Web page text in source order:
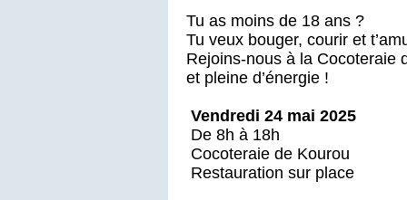
Tu as moins de 18 ans ?
Tu veux bouger, courir et
Rejoins-nous à la Cocoteraie
et pleine d’énergie !
Vendredi 24 mai 2025
De 8h à 18h
Cocoteraie de Kourou
Restauration sur place